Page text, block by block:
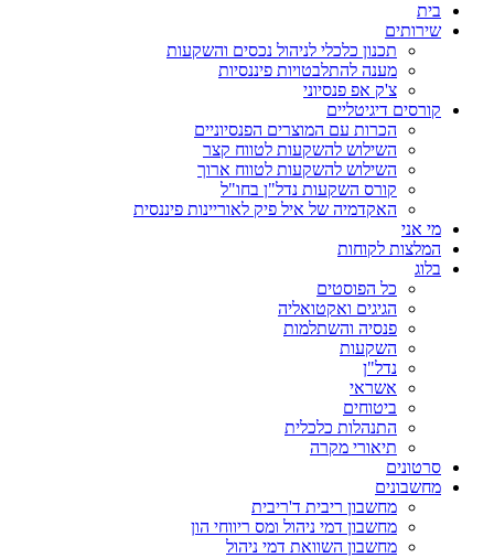
בית
שירותים
תכנון כלכלי לניהול נכסים והשקעות
מענה להתלבטויות פיננסיות
צ'ק אפ פנסיוני
קורסים דיגיטליים
הכרות עם המוצרים הפנסיוניים
השילוש להשקעות לטווח קצר
השילוש להשקעות לטווח ארוך
קורס השקעות נדל"ן בחו"ל
האקדמיה של איל פיק לאוריינות פיננסית
מי אני
המלצות לקוחות
בלוג
כל הפוסטים
הגיגים ואקטואליה
פנסיה והשתלמות
השקעות
נדל"ן
אשראי
ביטוחים
התנהלות כלכלית
תיאורי מקרה
סרטונים
מחשבונים
מחשבון ריבית ד'ריבית
מחשבון דמי ניהול ומס ריווחי הון
מחשבון השוואת דמי ניהול